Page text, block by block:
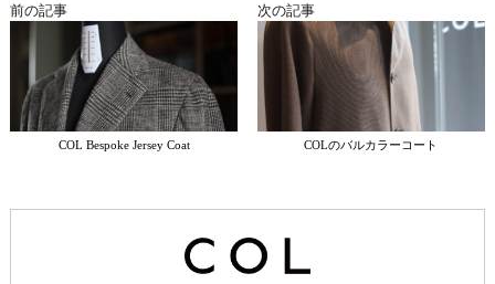
前の記事
COL Bespoke Jersey Coat
次の記事
COLのバルカラーコート